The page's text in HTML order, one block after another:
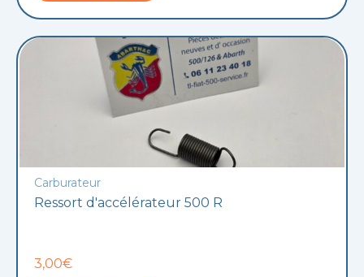
Carburateur
Ressort d'accélérateur 500 R
3,00€